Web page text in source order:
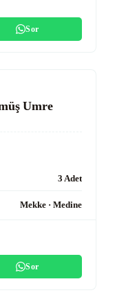
Sor
SON KOLTUKLAR
Umre
3 Adet
Mekke · Medine
Sor